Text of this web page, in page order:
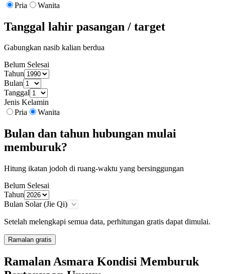
Pria
Wanita
Tanggal lahir pasangan / target
Gabungkan nasib kalian berdua
Belum Selesai
Tahun
Bulan
Tanggal
Jenis Kelamin
Pria
Wanita
Bulan dan tahun hubungan mulai
memburuk?
Hitung ikatan jodoh di ruang-waktu yang bersinggungan
Belum Selesai
Tahun
Bulan Solar (Jie Qi)
Setelah melengkapi semua data, perhitungan gratis dapat dimulai.
Ramalan gratis
Ramalan Asmara Kondisi Memburuk